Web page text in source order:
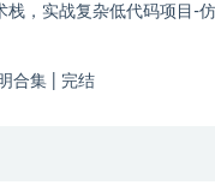
栈，实战复杂低代码项目-
合集 | 完结